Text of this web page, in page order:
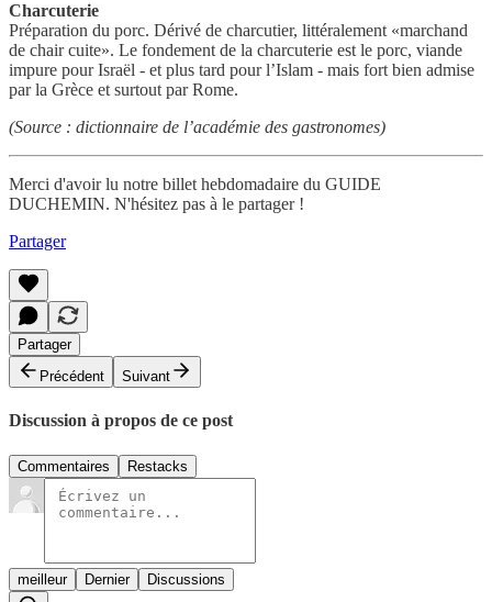
Charcuterie
Préparation du porc. Dérivé de charcutier, littéralement «marchand
de chair cuite». Le fondement de la charcuterie est le porc, viande
impure pour Israël - et plus tard pour l’Islam - mais fort bien admise
par la Grèce et surtout par Rome.
(Source : dictionnaire de l’académie des gastronomes)
Merci d'avoir lu notre billet hebdomadaire du GUIDE
DUCHEMIN. N'hésitez pas à le partager !
Partager
Partager
Précédent
Suivant
Discussion à propos de ce post
Commentaires Restacks
meilleur Dernier Discussions